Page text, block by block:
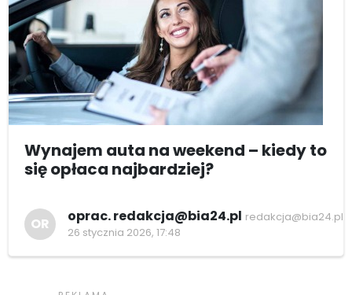
Wynajem auta na weekend – kiedy to
się opłaca najbardziej?
OR oprac. redakcja@bia24.pl redakcja@bia24.pl
26 stycznia 2026, 17:48